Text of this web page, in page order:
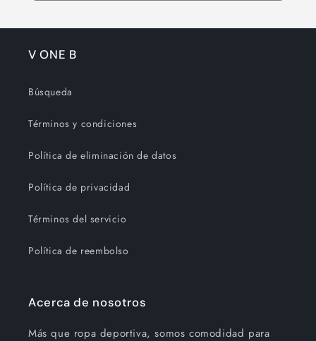
V ONE B
Búsqueda
Términos y condiciones
Política de eliminación de datos
Política de privacidad
Términos del servicio
Política de reembolso
Acerca de nosotros
Más que ropa deportiva, somos comodidad para